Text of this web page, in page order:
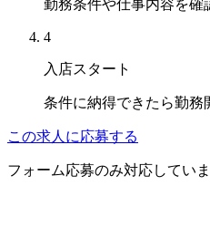
勤務条件や仕事内容を確
4
入店スタート
条件に納得できたら勤務
この求人に応募する
フォーム応募のみ対応してい